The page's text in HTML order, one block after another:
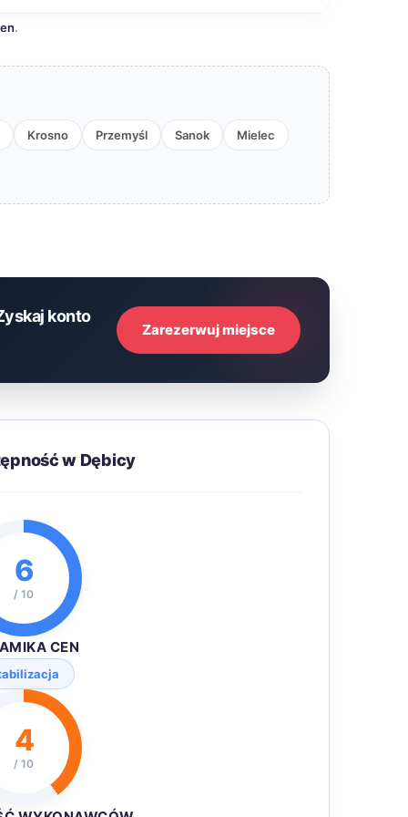
.
Krosno Przemyśl Sanok Mielec
konto
Zarezerwuj miejsce
w Dębicy
6
/ 10
CEN
4
/ 10